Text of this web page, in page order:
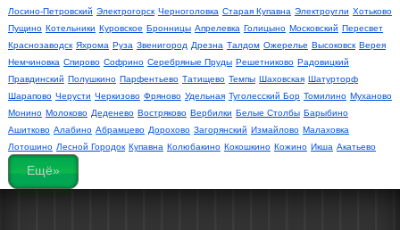
Лосино-Петровский Электрогорск Черноголовка Старая Купавна Электроугли Хотьково
Пущино Котельники Куровское Бронницы Апрелевка Голицыно Московский Пересвет
Краснозаводск Яхрома Руза Звенигород Дрезна Талдом Ожерелье Высоковск Верея
Немчиновка Спирово Софрино Серебряные Пруды Решетниково Радовицкий
Правдинский Полушкино Парфентьево Татищево Темпы Шаховская Шатурторф
Шарапово Черусти Черкизово Фряново Удельная Туголесский Бор Томилино Муханово
Монино Молоково Деденево Востряково Вербилки Белые Столбы Барыбино
Ашитково Алабино Абрамцево Дорохово Загорянский Измайлово Малаховка
Лотошино Лесной Городок Купавна Колюбакино Кокошкино Кожино Икша Акатьево
Ещё»